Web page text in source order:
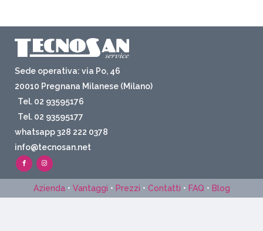
Sede operativa: via Po, 46
20010 Pregnana Milanese (Milano)
Tel. 02 93595176
Tel. 02 93595177
whatsapp 328 222 0378
info@tecnosan.net
Azienda• Vantaggi • Prezzi • Contatti • FAQ • Blog